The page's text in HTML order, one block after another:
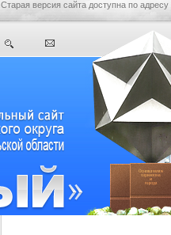
Старая версия сайта доступна по адресу